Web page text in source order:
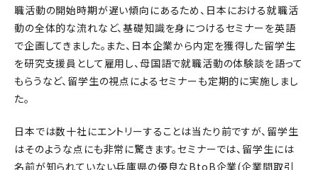
職活動の開始時期が遅い傾向にあるため、日本における就職活
動の全体的な流れなど、基礎知識を身につけるセミナーを英語
で企画してきました。また、日本企業から内定を獲得した留学生
を研究支援員として雇用し、母国語で就職活動の体験談を語って
もらうなど、留学生の視点によるセミナーも定期的に実施しまし
た。
日本では数十社にエントリーすることは当たり前ですが、留学生
はそのような点にも非常に驚きます。セミナーでは、留学生には
名前が知られていない兵庫県の優良なBtoB企業(企業間取引